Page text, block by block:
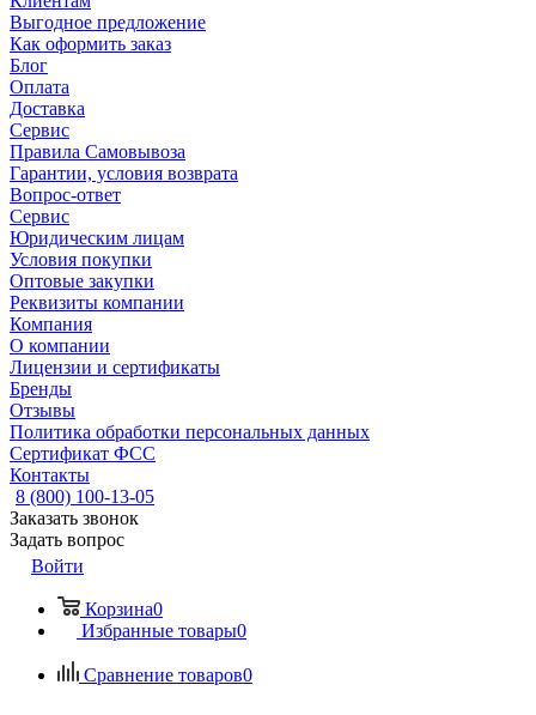
Выгодное предложение
Как оформить заказ
Блог
Оплата
Доставка
Сервис
Правила Самовывоза
Гарантии, условия возврата
Вопрос-ответ
Сервис
Юридическим лицам
Условия покупки
Оптовые закупки
Реквизиты компании
Компания
О компании
Лицензии и сертификаты
Бренды
Отзывы
Политика обработки персональных данных
Сертификат ФСС
Контакты
8 (800) 100-13-05
Заказать звонок
Задать вопрос
Войти
Корзина0
Избранные товары0
Сравнение товаров0